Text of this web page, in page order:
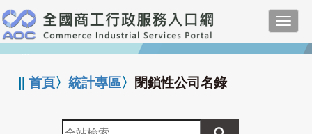
跳
到
主
要
:::
||首頁〉統計專區〉 閉鎖性公司名錄
全